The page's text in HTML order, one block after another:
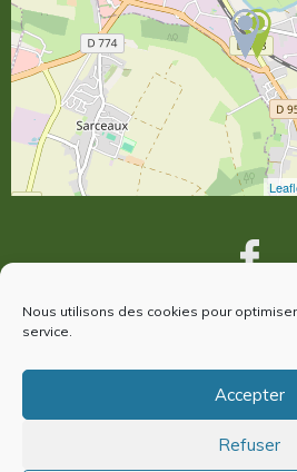
Nous utilisons des cookies pour
service.
Accepter
Refuser
votre avis nous